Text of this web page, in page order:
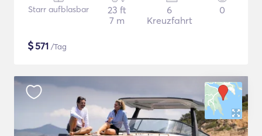
Starr aufblasbar
23 ft
7 m
6
Kreuzfahrt
0
$571 /Tag